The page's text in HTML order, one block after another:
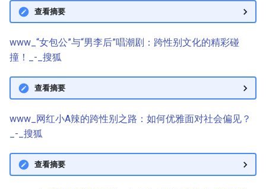
查看摘要
www_“女包公”与“男李后”唱潮剧：跨性别文化的精彩碰
撞！_-_搜狐
查看摘要
www_网红小A辣的跨性别之路：如何优雅面对社会偏见？
_-_搜狐
查看摘要